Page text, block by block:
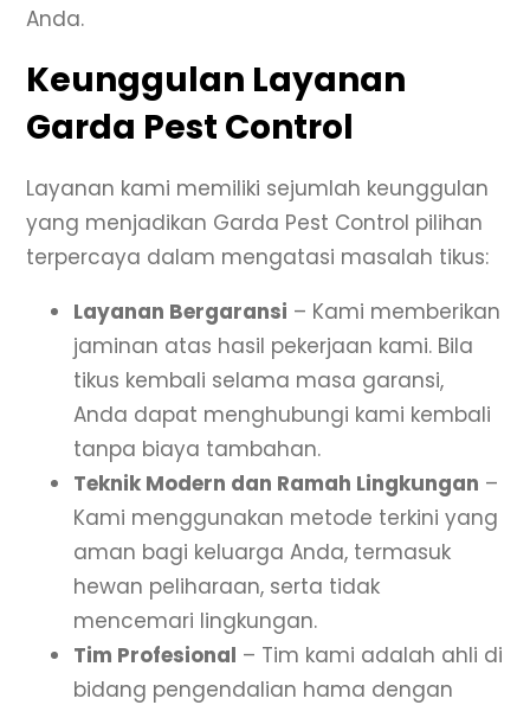
Anda.
Keunggulan Layanan
Garda Pest Control
Layanan kami memiliki sejumlah keunggulan
yang menjadikan Garda Pest Control pilihan
terpercaya dalam mengatasi masalah tikus:
Layanan Bergaransi – Kami memberikan
jaminan atas hasil pekerjaan kami. Bila
tikus kembali selama masa garansi,
Anda dapat menghubungi kami kembali
tanpa biaya tambahan.
Teknik Modern dan Ramah Lingkungan –
Kami menggunakan metode terkini yang
aman bagi keluarga Anda, termasuk
hewan peliharaan, serta tidak
mencemari lingkungan.
Tim Profesional – Tim kami adalah ahli di
bidang pengendalian hama dengan